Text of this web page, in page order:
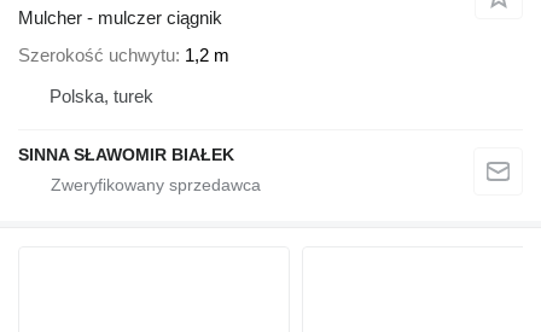
Mulcher - mulczer ciągnik
Szerokość uchwytu 1,2 m
Polska, turek
SINNA SŁAWOMIR BIAŁEK